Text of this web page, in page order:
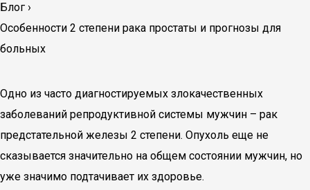
Блог ›
Особенности 2 степени рака простаты и прогнозы для
больных
Одно из часто диагностируемых злокачественных
заболеваний репродуктивной системы мужчин – рак
предстательной железы 2 степени. Опухоль еще не
сказывается значительно на общем состоянии мужчин, но
уже значимо подтачивает их здоровье.